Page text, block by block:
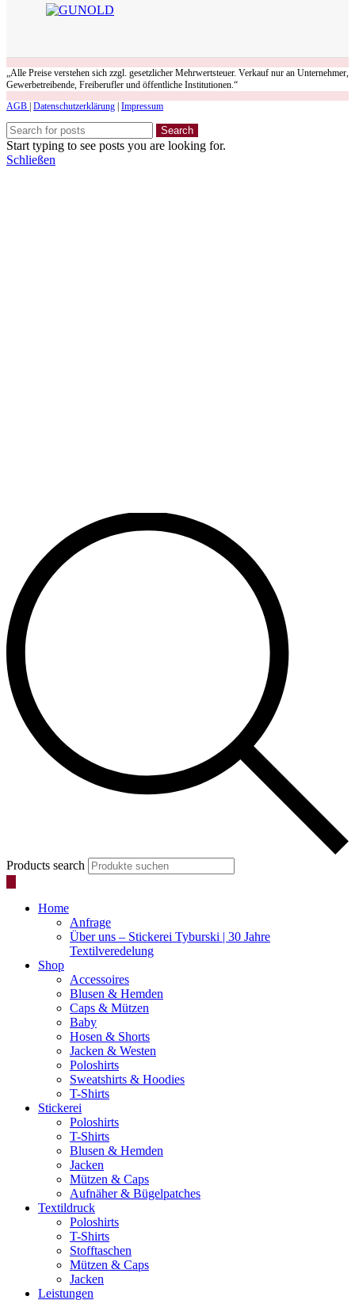
„Alle Preise verstehen sich zzgl. gesetzlicher Mehrwertsteuer. Verkauf nur an Unternehmer,
Gewerbetreibende, Freiberufler und öffentliche Institutionen.“
AGB Datenschutzerklärung Impressum
Search
Start typing to see posts you are looking for.
Schließen
Products search
Home
Anfrage
Über uns – Stickerei Tyburski | 30 Jahre
Textilveredelung
Shop
Accessoires
Blusen & Hemden
Caps & Mützen
Baby
Hosen & Shorts
Jacken & Westen
Poloshirts
Sweatshirts & Hoodies
T-Shirts
Stickerei
Poloshirts
T-Shirts
Blusen & Hemden
Jacken
Mützen & Caps
Aufnäher & Bügelpatches
Textildruck
Poloshirts
T-Shirts
Stofftaschen
Mützen & Caps
Jacken
Leistungen